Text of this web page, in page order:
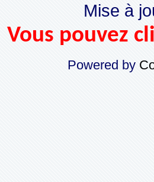
Mise à
Vous pouvez
Powered by